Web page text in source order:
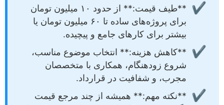
✔
**طیف قیمت:** از حدود ۱۰ میلیون تومان
برای پروژه‌های ساده تا ۶۰ میلیون تومان یا
بیشتر برای کارهای جامع و پیچیده.
✔ **کاهش هزینه:** انتخاب موضوع مناسب،
شروع زودهنگام، همکاری با متخصصان
مجرب، و شفافیت در قرارداد.
✔ **نکته مهم:** همیشه از چند مرجع قیمت